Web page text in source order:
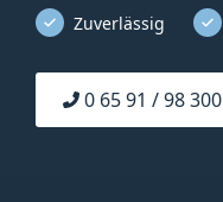
Zuverlässig
0 65 91 / 98 300